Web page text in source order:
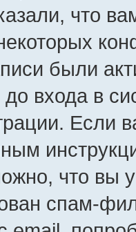
что
были
входа в
что вы
спам-